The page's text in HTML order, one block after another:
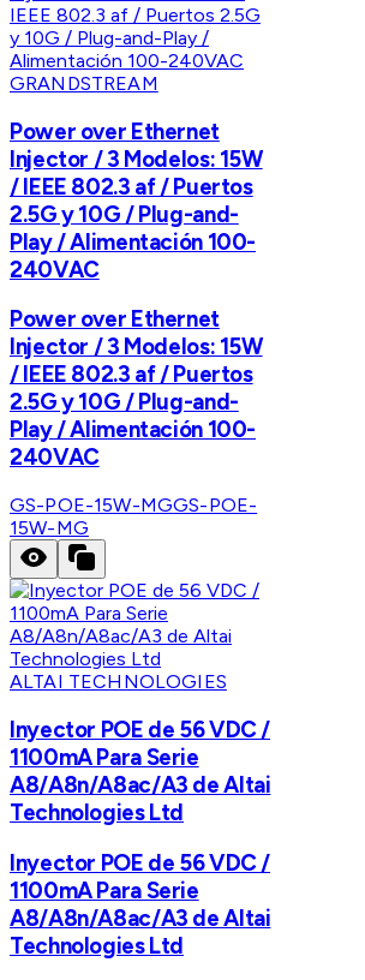
GRANDSTREAM
Power over Ethernet
Injector / 3 Modelos: 15W
/ IEEE 802.3 af / Puertos
2.5G y 10G / Plug-and-
Play / Alimentación 100-
240VAC
Power over Ethernet
Injector / 3 Modelos: 15W
/ IEEE 802.3 af / Puertos
2.5G y 10G / Plug-and-
Play / Alimentación 100-
240VAC
GS-POE-15W-MGGS-POE-
15W-MG
ALTAI TECHNOLOGIES
Inyector POE de 56 VDC /
1100mA Para Serie
A8/A8n/A8ac/A3 de Altai
Technologies Ltd
Inyector POE de 56 VDC /
1100mA Para Serie
A8/A8n/A8ac/A3 de Altai
Technologies Ltd